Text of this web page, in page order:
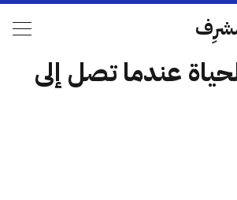
عندما تصل إلى